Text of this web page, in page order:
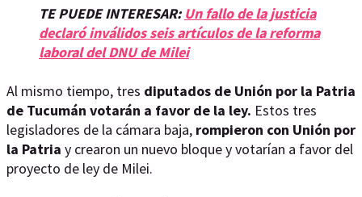
TE PUEDE INTERESAR:Un fallo de la justicia
declaró inválidos seis artículos de la reforma
laboral del DNU de Milei
Al mismo tiempo, tres diputados de Unión por la Patria
de Tucumán votarán a favor de la ley. Estos tres
legisladores de la cámara baja, rompieron con Unión por
la Patria y crearon un nuevo bloque y votarían a favor del
proyecto de ley de Milei.